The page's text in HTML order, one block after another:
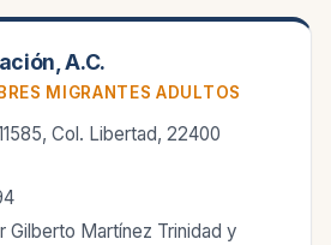
A.C.
MIGRANTES ADULTOS
Col. Libertad, 22400
Gilberto Martínez Trinidad y